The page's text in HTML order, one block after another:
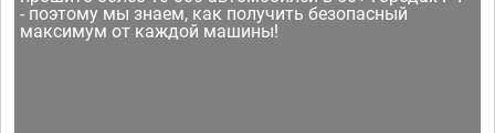
- поэтому мы знаем, как получить безопасный
максимум от каждой машины!